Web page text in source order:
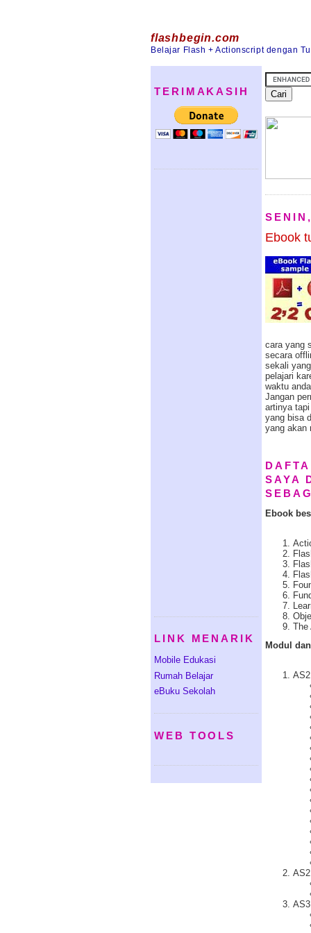
flashbegin.com
Belajar Flash + Actionscript dengan
TERIMAKASIH
LINK MENARIK
Mobile Edukasi
Rumah Belajar
eBuku Sekolah
WEB TOOLS
Ebook
cara yang
secara
sekali
pelajari
waktu
Jangan
artinya
yang bisa
yang akan
SAYA
Ebook
The
Modul